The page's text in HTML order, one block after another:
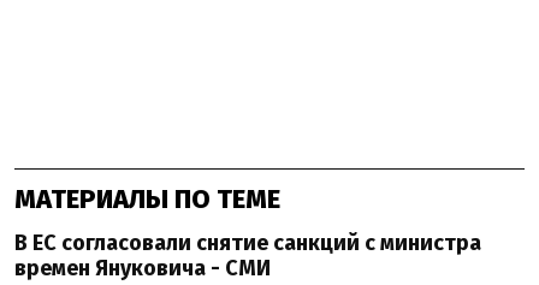
МАТЕРИАЛЫ ПО ТЕМЕ
В ЕС согласовали снятие санкций с министра
времен Януковича - СМИ